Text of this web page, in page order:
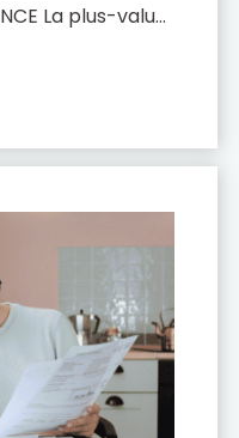
La plus-value
le boum de
des bénéfices